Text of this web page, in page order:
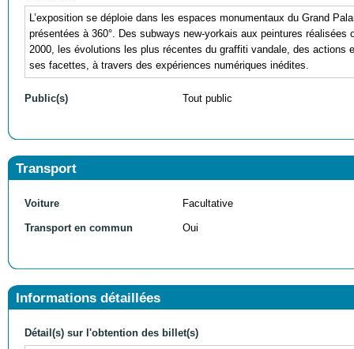
L’exposition se déploie dans les espaces monumentaux du Grand
présentées à 360°. Des subways new-yorkais aux peintures
2000, les évolutions les plus récentes du graffiti vandale, des
ses facettes, à travers des expériences numériques inédites.
Public(s) Tout public
Transport
Voiture Facultative
Transport en commun Oui
Informations détaillées
Détail(s) sur l'obtention des billet(s)